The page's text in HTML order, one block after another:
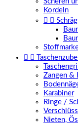
Kordeln
 
 
Zangen &
Karabiner
Ringe /
Nieten,